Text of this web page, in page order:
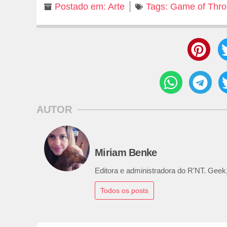
Postado em: Arte Tags: Game of
AUTOR
Miriam Benke
Editora e administradora do R'NT.
Todos os posts